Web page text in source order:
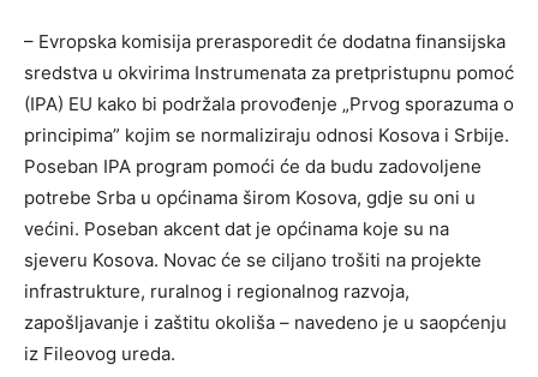
– Evropska komisija prerasporedit će dodatna finansijska
sredstva u okvirima Instrumenata za pretpristupnu pomoć
(IPA) EU kako bi podržala provođenje „Prvog sporazuma o
principima” kojim se normaliziraju odnosi Kosova i Srbije.
Poseban IPA program pomoći će da budu zadovoljene
potrebe Srba u općinama širom Kosova, gdje su oni u
većini. Poseban akcent dat je općinama koje su na
sjeveru Kosova. Novac će se ciljano trošiti na projekte
infrastrukture, ruralnog i regionalnog razvoja,
zapošljavanje i zaštitu okoliša – navedeno je u saopćenju
iz Fileovog ureda.